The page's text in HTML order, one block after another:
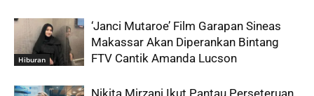
Hiburan
‘Janci Mutaroe’ Film Garapan Sineas
Makassar Akan Diperankan Bintang
FTV Cantik Amanda Lucson
Nikita Mirzani Ikut Pantau Perseteruan